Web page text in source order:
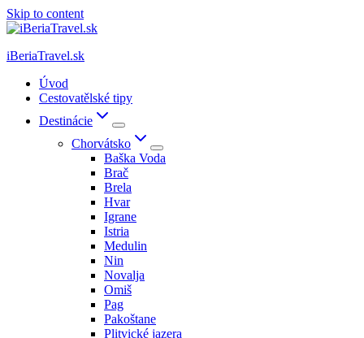
Skip to content
iBeriaTravel.sk
Úvod
Cestovatělské tipy
Destinácie
Chorvátsko
Baška Voda
Brač
Brela
Hvar
Igrane
Istria
Medulin
Nin
Novalja
Omiš
Pag
Pakoštane
Plitvické jazera